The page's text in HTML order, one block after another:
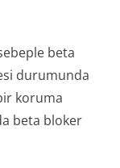
beta
durumunda
koruma
beta bloker